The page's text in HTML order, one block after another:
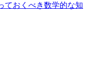
ておくべき数学的な知